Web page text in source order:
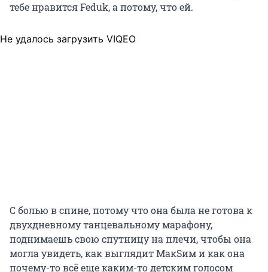
тебе нравится Feduk, а потому, что ей.
Не удалось загрузить VIQEO
С болью в спине, потому что она была не готова к
двухдневному танцевальному марафону,
поднимаешь свою спутницу на плечи, чтобы она
могла увидеть, как выглядит МакSим и как она
почему-то всё еще каким-то детским голосом